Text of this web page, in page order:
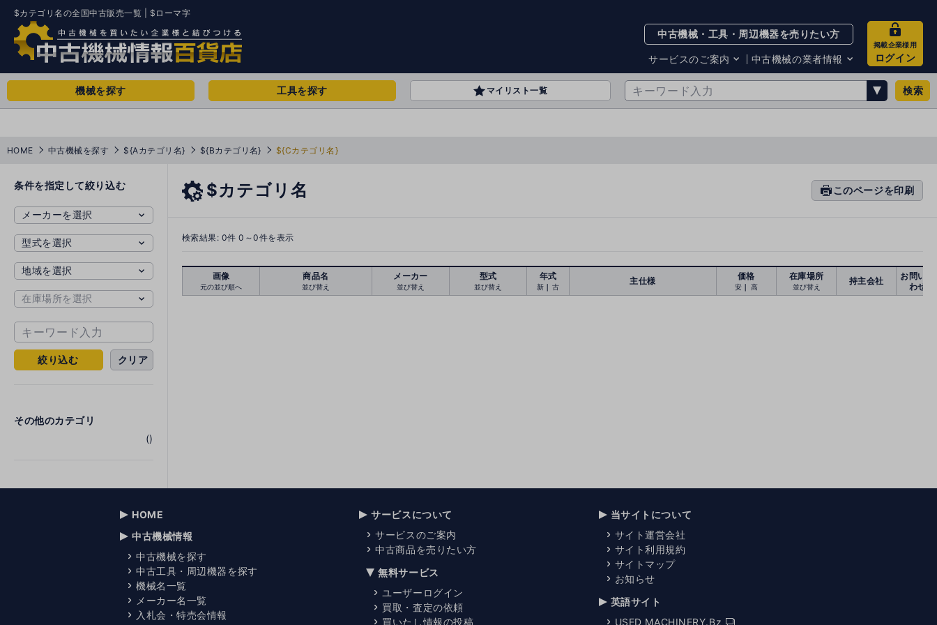
$カテゴリ名の全国中古販売一覧 | $ローマ字
中古機械・工具・周辺機器を売りたい方
サービスのご案内
サービスのご案内
お知らせ
中古機械の業者情報
買取・査定業者リスト
掲載企業様用
ログイン
機械を探す 工具を探す マイリスト一覧 検索
HOME 中古機械を探す ${Aカテゴリ名} ${Bカテゴリ名} ${Cカテゴリ名}
条件を指定して絞り込む
絞り込む クリア
その他のカテゴリ
()
$カテゴリ名
prin このページを印刷
検索結果: 0件 0～0件を表示
画像
元の並び順へ
商品名
並び替え
メーカー
並び替え
型式
並び替え
年式
新｜古
主仕様 価格
安 ｜ 高
在庫場所
並び替え
持主会社
お問い合
わせ
HOME
中古機械情報
中古機械を探す
中古工具・周辺機器を探す
機械名一覧
メーカー名一覧
入札会・特売会情報
サービスについて
サービスのご案内
中古商品を売りたい方
無料サービス
ユーザーログイン
買取・査定の依頼
買いたし情報の投稿
当サイトについて
サイト運営会社
サイト利用規約
サイトマップ
お知らせ
英語サイト
USED MACHINERY.Bz